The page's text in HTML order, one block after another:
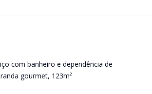
com banheiro e dependência de
gourmet, 123m²